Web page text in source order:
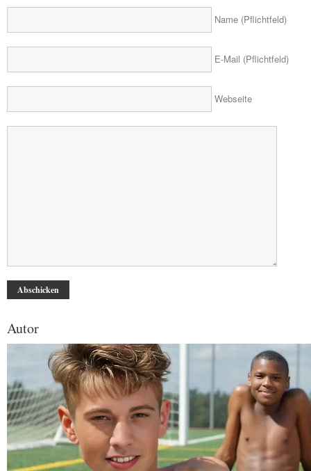
Name (Pflichtfeld)
E-Mail (Pflichtfeld)
Webseite
Autor